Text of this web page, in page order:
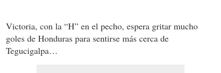
Victoria, con la “H” en el pecho, espera gritar mucho
goles de Honduras para sentirse más cerca de
Tegucigalpa…